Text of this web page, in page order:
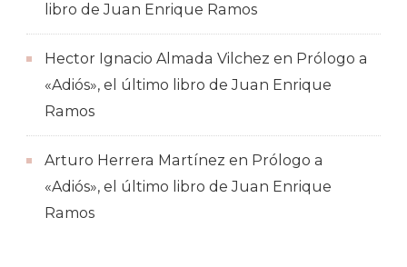
libro de Juan Enrique Ramos
Hector Ignacio Almada Vilchez en Prólogo a
«Adiós», el último libro de Juan Enrique
Ramos
Arturo Herrera Martínez en Prólogo a
«Adiós», el último libro de Juan Enrique
Ramos